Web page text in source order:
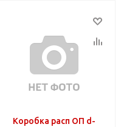
Коробка расп ОП d-